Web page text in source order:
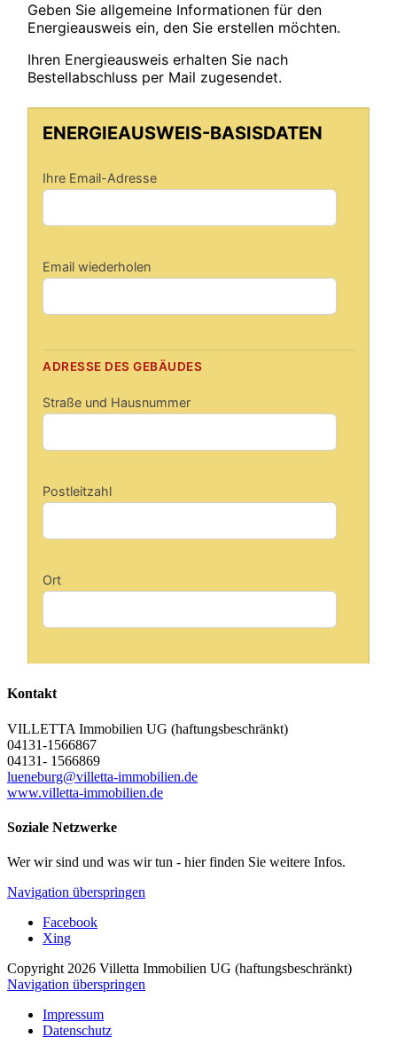
Kontakt
VILLETTA Immobilien UG (haftungsbeschränkt)
04131-1566867
04131- 1566869
lueneburg@villetta-immobilien.de
www.villetta-immobilien.de
Soziale Netzwerke
Wer wir sind und was wir tun - hier finden Sie weitere Infos.
Navigation überspringen
Facebook
Xing
Copyright 2026 Villetta Immobilien UG (haftungsbeschränkt)
Navigation überspringen
Impressum
Datenschutz